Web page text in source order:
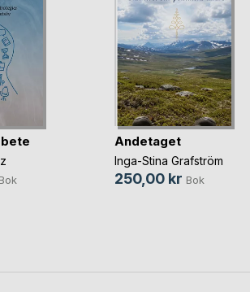
Bok
Andetaget
Inga-Stina Grafström
250,00 kr Bok